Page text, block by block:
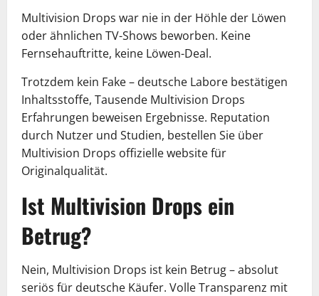
Multivision Drops war nie in der Höhle der Löwen
oder ähnlichen TV-Shows beworben. Keine
Fernsehauftritte, keine Löwen-Deal.
Trotzdem kein Fake – deutsche Labore bestätigen
Inhaltsstoffe, Tausende Multivision Drops
Erfahrungen beweisen Ergebnisse. Reputation
durch Nutzer und Studien, bestellen Sie über
Multivision Drops offizielle website für
Originalqualität.
Ist Multivision Drops ein
Betrug?
Nein, Multivision Drops ist kein Betrug – absolut
seriös für deutsche Käufer. Volle Transparenz mit